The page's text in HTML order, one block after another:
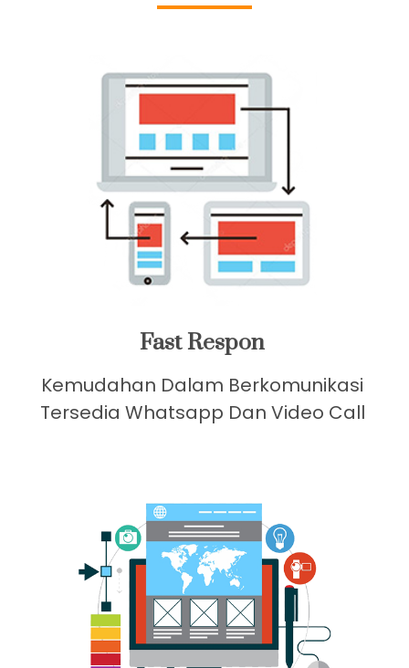
Fast Respon
Kemudahan Dalam Berkomunikasi
Tersedia Whatsapp Dan Video Call